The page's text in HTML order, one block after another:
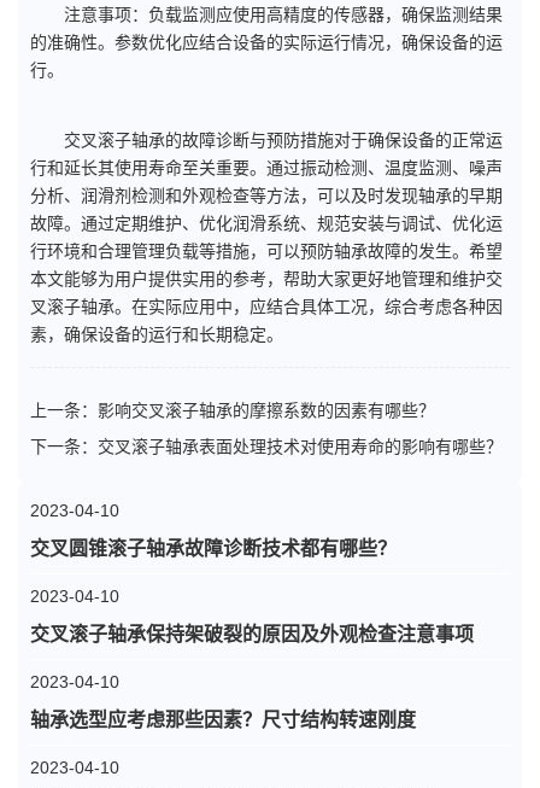
注意事项：负载监测应使用高精度的传感器，确保监测结果
的准确性。参数优化应结合设备的实际运行情况，确保设备的运
行。
交叉滚子轴承的故障诊断与预防措施对于确保设备的正常运
行和延长其使用寿命至关重要。通过振动检测、温度监测、噪声
分析、润滑剂检测和外观检查等方法，可以及时发现轴承的早期
故障。通过定期维护、优化润滑系统、规范安装与调试、优化运
行环境和合理管理负载等措施，可以预防轴承故障的发生。希望
本文能够为用户提供实用的参考，帮助大家更好地管理和维护交
叉滚子轴承。在实际应用中，应结合具体工况，综合考虑各种因
素，确保设备的运行和长期稳定。
上一条： 影响交叉滚子轴承的摩擦系数的因素有哪些？
下一条： 交叉滚子轴承表面处理技术对使用寿命的影响有哪些？
2023-04-10
交叉圆锥滚子轴承故障诊断技术都有哪些？
2023-04-10
交叉滚子轴承保持架破裂的原因及外观检查注意事项
2023-04-10
轴承选型应考虑那些因素？尺寸结构转速刚度
2023-04-10